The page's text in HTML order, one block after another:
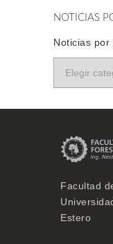
NOTICIAS
Noticias por
Facultad
Estero